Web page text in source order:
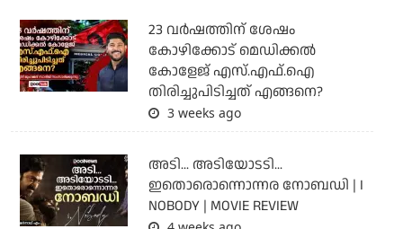
23 വർഷത്തിന് ശേഷം
കോഴിക്കോട് മെഡിക്കൽ
കോളേജ് എസ്.എഫ്.ഐ
തിരിച്ചുപിടിച്ചത് എങ്ങനെ?
3 weeks ago
അടി... അടിയോടടി...
ഇതൊരൊന്നൊന്നര നോബഡി | I
NOBODY | MOVIE REVIEW